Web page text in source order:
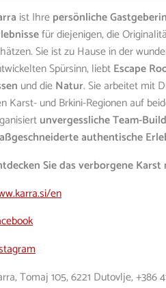
ist Ihrepersönliche Gastgeberin
für diejenigen, die
Sie ist zu Hause in der
Spürsinn, liebtEscape
und dieNatur. Sie arbeitet mit
Karst- und Brkini-Regionen auf
unvergessliche Team-
authentische
Sie das verborgene
en
Tomaj 105, 6221 Dutovlje,+386